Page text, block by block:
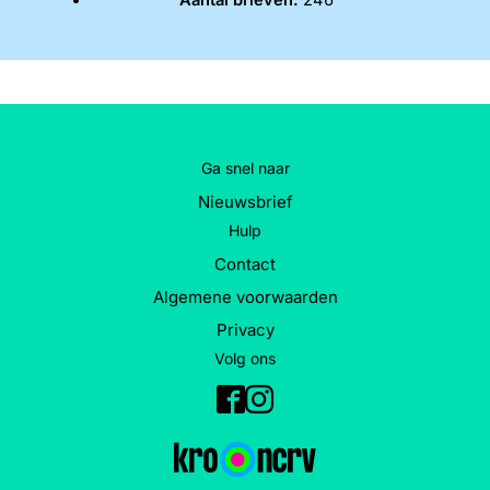
Facebook
Instagram
Ga snel naar
Nieuwsbrief
Hulp
Contact
Algemene voorwaarden
Privacy
Volg ons
Facebook
Instagram